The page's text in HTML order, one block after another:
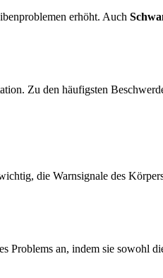
erhöht. Auch
Zu den häufigsten
die Warnsignale des
Problems an, indem sie sowohl